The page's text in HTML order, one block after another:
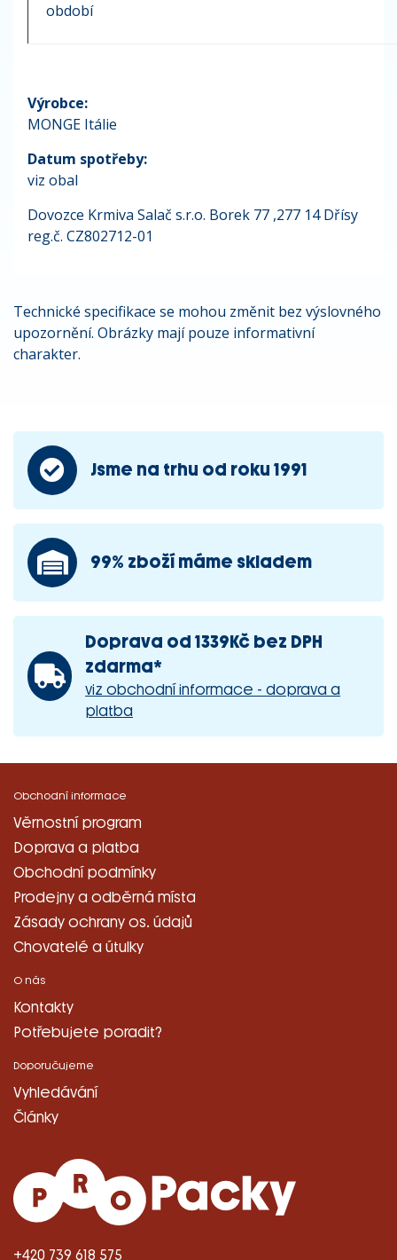
období
Výrobce:
MONGE Itálie
Datum spotřeby:
viz obal
Dovozce Krmiva Salač s.r.o. Borek 77 ,277 14 Dřísy
reg.č. CZ802712-01
Technické specifikace se mohou změnit bez výslovného
upozornění. Obrázky mají pouze informativní
charakter.
Jsme na trhu od roku 1991
99% zboží máme skladem
Doprava od 1339Kč bez DPH
zdarma*
viz obchodní informace - doprava a
platba
+420 739 618 575
Obchodní informace
Věrnostní program
Doprava a platba
Obchodní podmínky
Prodejny a odběrná místa
Zásady ochrany os. údajů
Chovatelé a útulky
O nás
Kontakty
Potřebujete poradit?
Doporučujeme
Vyhledávání
Články